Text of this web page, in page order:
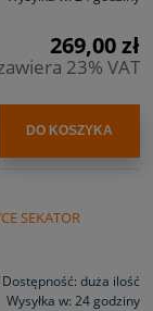
269,00 zł
23% VAT
DO KOSZYKA
SEKATOR
Dostępność: duża ilość
Wysyłka w: 24 godziny